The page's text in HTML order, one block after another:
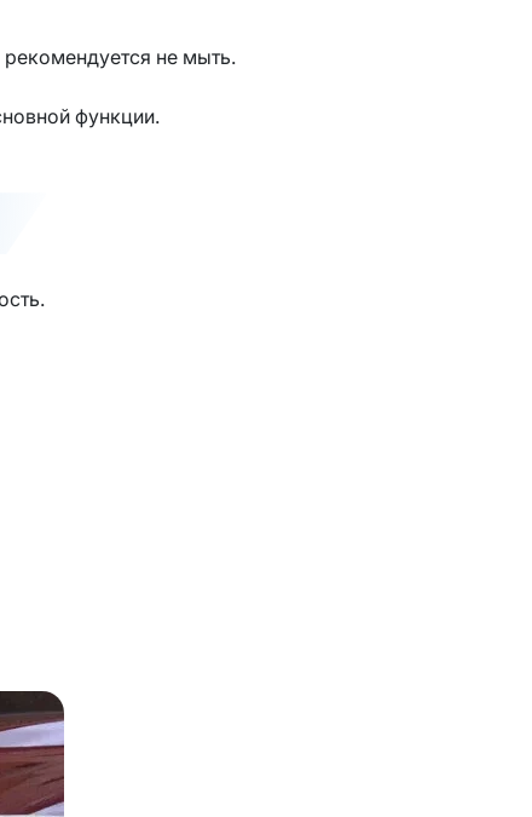
не мыть.
функции.